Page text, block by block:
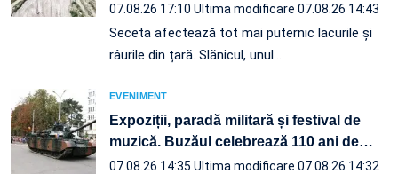
07.08.26 17:10 Ultima modificare 07.08.26 14:43
Seceta afectează tot mai puternic lacurile și
râurile din țară. Slănicul, unul…
EVENIMENT
Expoziții, paradă militară și festival de
muzică. Buzăul celebrează 110 ani de…
07.08.26 14:35 Ultima modificare 07.08.26 14:32